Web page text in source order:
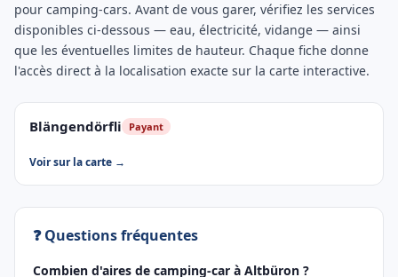
pour camping-cars. Avant de vous garer, vérifiez les services
disponibles ci-dessous — eau, électricité, vidange — ainsi
que les éventuelles limites de hauteur. Chaque fiche donne
l'accès direct à la localisation exacte sur la carte interactive.
Blängendörfli Payant
Voir sur la carte →
❓ Questions fréquentes
Combien d'aires de camping-car à Altbüron ?